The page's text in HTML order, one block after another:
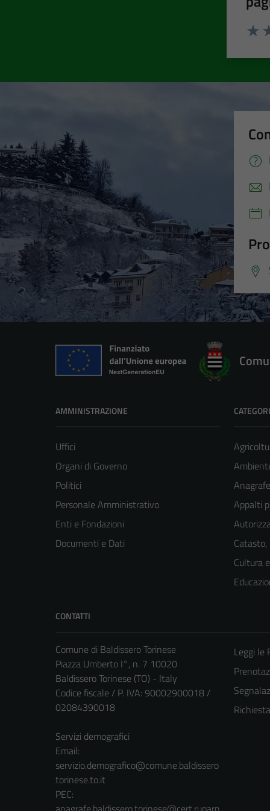
AMMINISTRAZIONE
Uffici
Organi di Governo
Politici
Personale Amministrativo
Enti e Fondazioni
Documenti e Dati
Appalti
Cultura
CONTATTI
Comune di Baldissero Torinese
Piazza Umberto I°, n. 7 10020
Baldissero Torinese (TO) - Italy
Codice fiscale / P. IVA: 90002900018 /
02084390018
Servizi demografici
Email:
servizio.demografico@comune.baldissero
torinese.to.it
PEC:
Leggi le